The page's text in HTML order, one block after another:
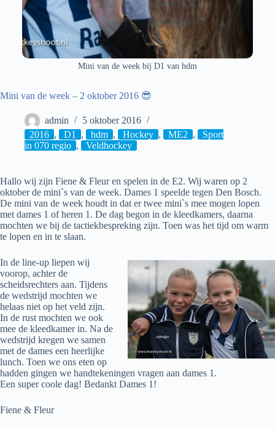
Mini van de week bij D1 van hdm
Mini van de week – 2 oktober 2016 😎
admin
5 oktober 2016
2016 , D1 , hdm , Hockey , ME2 ,
Sport
in 070 regio , Veldhockey
Hallo wij zijn Fiene & Fleur en spelen in de E2. Wij waren op 2
oktober de mini`s van de week. Dames 1 speelde tegen Den Bosch.
De mini van de week houdt in dat er twee mini`s mee mogen lopen
met dames 1 of heren 1. De dag begon in de kleedkamers, daarna
mochten we bij de tactiekbespreking zijn. Toen was het tijd om warm
te lopen en in te slaan.
In de line-up liepen wij
voorop, achter de
scheidsrechters aan. Tijdens
de wedstrijd mochten we
helaas niet op het veld zijn.
In de rust mochten we ook
mee de kleedkamer in. Na de
wedstrijd kregen we samen
met de dames een heerlijke
lunch. Toen we ons eten op
hadden gingen we handtekeningen vragen aan dames 1.
Een super coole dag! Bedankt Dames 1!
Fiene & Fleur